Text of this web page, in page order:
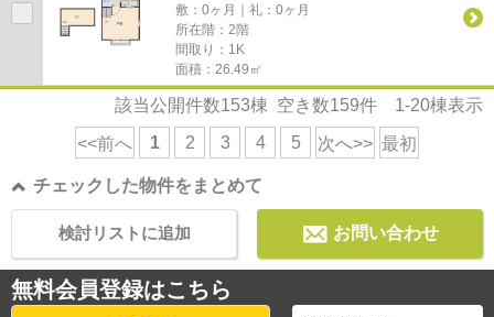
敷：0ヶ月｜礼：0ヶ月
所在階：2階
間取り：1K
面積：26.49㎡
該当公開件数153棟 空き数159件 1-20棟表示
<<前へ 1 2 3 4 5 次へ>> 最初
チェックした物件をまとめて
お問い合わせ
検討リストに追加
無料会員登録はこちら